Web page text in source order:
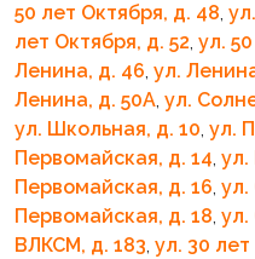
50 лет Октября, д. 48,
лет Октября, д. 52, ул.
Ленина, д. 46, ул.
Ленина, д. 50А, ул.
ул. Школьная, д. 10, ул.
Первомайская, д. 14, ул.
Первомайская, д. 16, ул.
Первомайская, д. 18, ул.
ВЛКСМ, д. 183, ул. 30